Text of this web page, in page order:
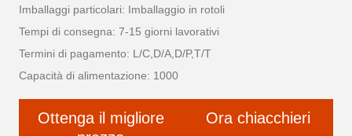
Imballaggi particolari: Imballaggio in rotoli
Tempi di consegna: 7-15 giorni lavorativi
Termini di pagamento: L/C,D/A,D/P,T/T
Capacità di alimentazione: 1000
Ottenga il migliore
Ora chiacchieri